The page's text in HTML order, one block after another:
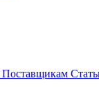
Поставщикам